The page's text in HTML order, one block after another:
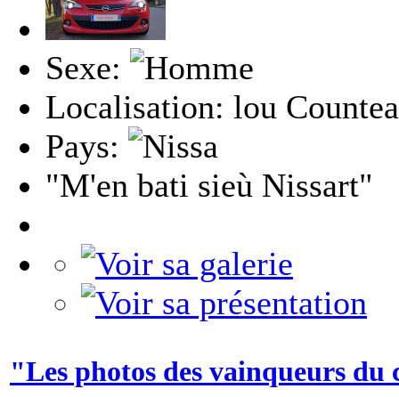
Sexe:
Localisation: lou Countea
Pays:
"M'en bati sieù Nissart"
"Les photos des vainqueurs du